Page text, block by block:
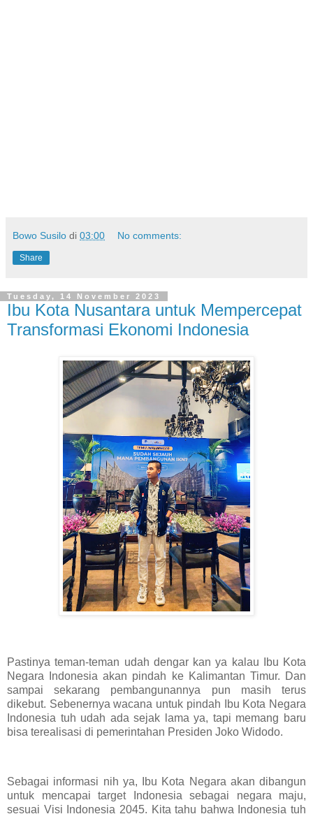
Bowo Susilo di 03:00 No comments:
Share
Tuesday, 14 November 2023
Ibu Kota Nusantara untuk Mempercepat
Transformasi Ekonomi Indonesia
Pastinya teman-teman udah dengar kan ya kalau Ibu Kota
Negara Indonesia akan pindah ke Kalimantan Timur. Dan
sampai sekarang pembangunannya pun masih terus
dikebut. Sebenernya wacana untuk pindah Ibu Kota Negara
Indonesia tuh udah ada sejak lama ya, tapi memang baru
bisa terealisasi di pemerintahan Presiden Joko Widodo.
Sebagai informasi nih ya, Ibu Kota Negara akan dibangun
untuk mencapai target Indonesia sebagai negara maju,
sesuai Visi Indonesia 2045. Kita tahu bahwa Indonesia tuh